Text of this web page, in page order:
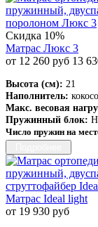
Скидка 10%
Матрас Люкс 3
от 12 260 руб 13
Высота (см): 21
Наполнитель:
Макс. весовая
Пружинный блок:
Число пружин на
Матрас Ideal light
от 19 930 руб